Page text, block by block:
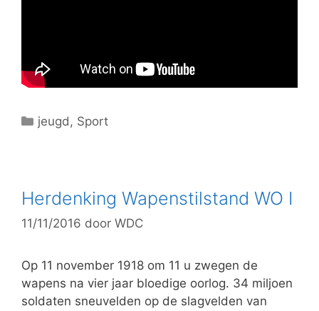
C
g
o
r
e
ë
n
jeugd , Sport
Herdenking Wapenstilstand WO I
11/11/2016 door WDC
Op 11 november 1918 om 11 u zwegen de
wapens na vier jaar bloedige oorlog. 34 miljoen
soldaten sneuvelden op de slagvelden van